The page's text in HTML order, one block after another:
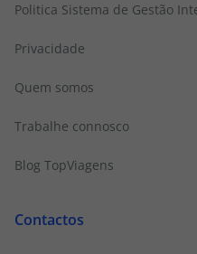
Politica Sistema de Gestão
Privacidade
Quem somos
Trabalhe connosco
Blog TopViagens
Contactos